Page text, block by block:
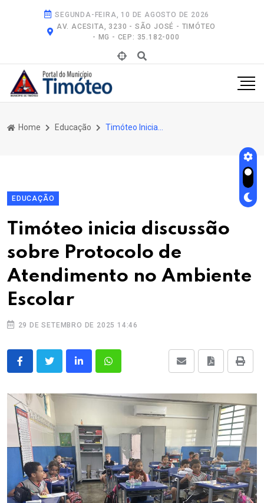
SEGUNDA-FEIRA, 10 DE AGOSTO DE 2026
AV. ACESITA, 3230 - SÃO JOSÉ - TIMÓTEO
- MG - CEP: 35.182-000
Home Educação
EDUCAÇÃO
Timóteo inicia discussão
sobre Protocolo de
Atendimento no Ambiente
Escolar
29 DE SETEMBRO DE 2025 14:46